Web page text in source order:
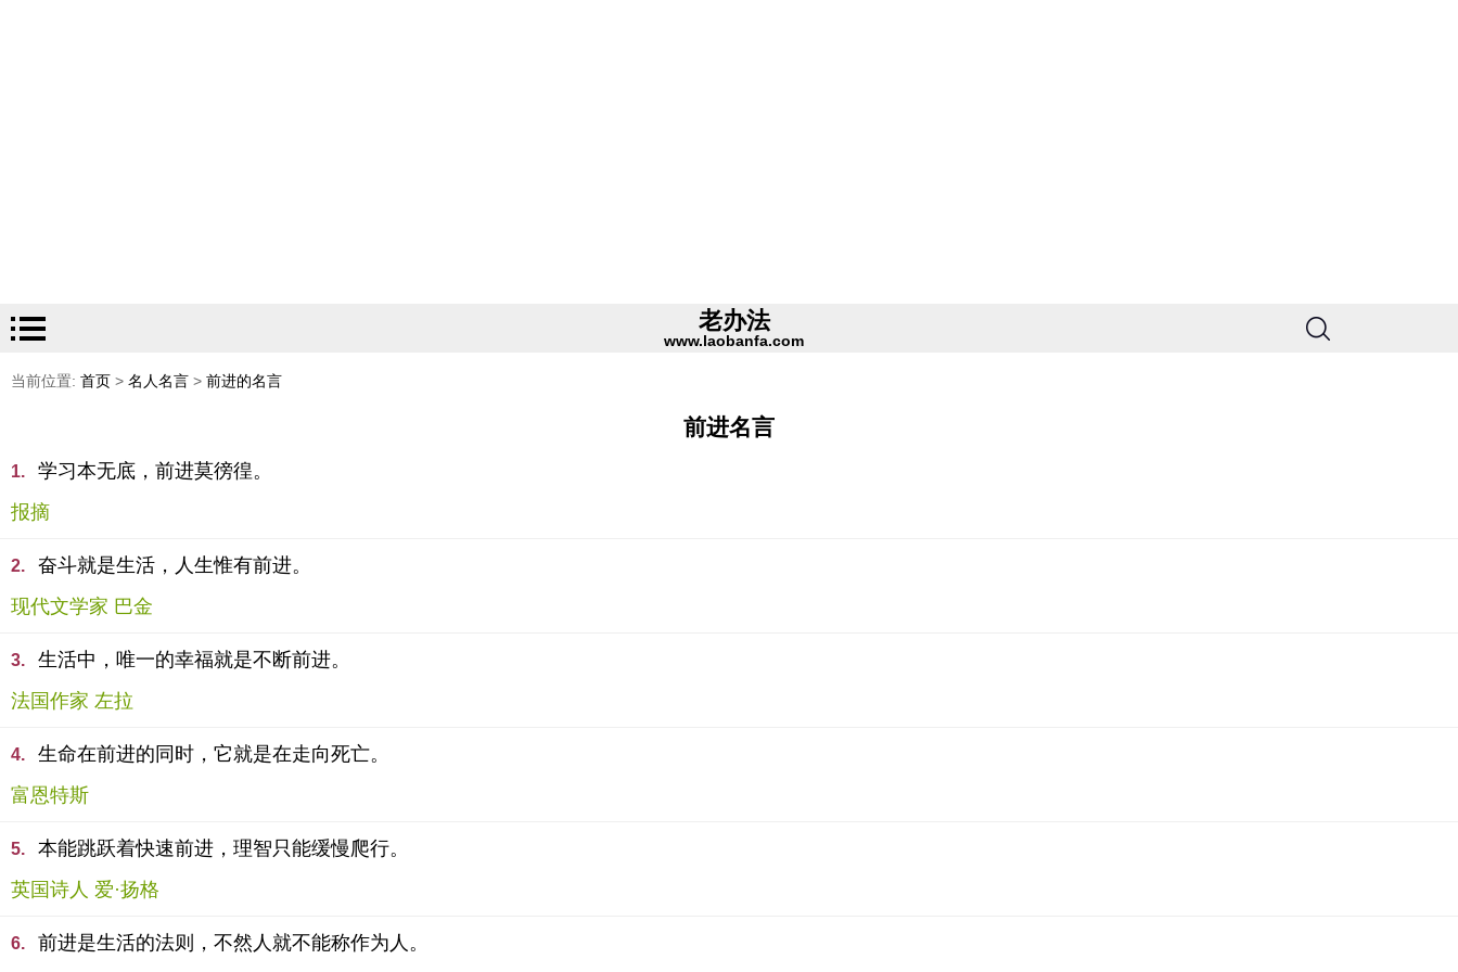
老办法
www.laobanfa.com
当前位置: 首页 > 名人名言 > 前进的名言
前进名言
1.
学习本无底，前进莫徬徨。
报摘
2.
奋斗就是生活，人生惟有前进。
现代文学家 巴金
3.
生活中，唯一的幸福就是不断前进。
法国作家 左拉
4.
生命在前进的同时，它就是在走向死亡。
富恩特斯
5.
本能跳跃着快速前进，理智只能缓慢爬行。
英国诗人 爱·扬格
6. 前进是生活的法则，不然人就不能称作为人。